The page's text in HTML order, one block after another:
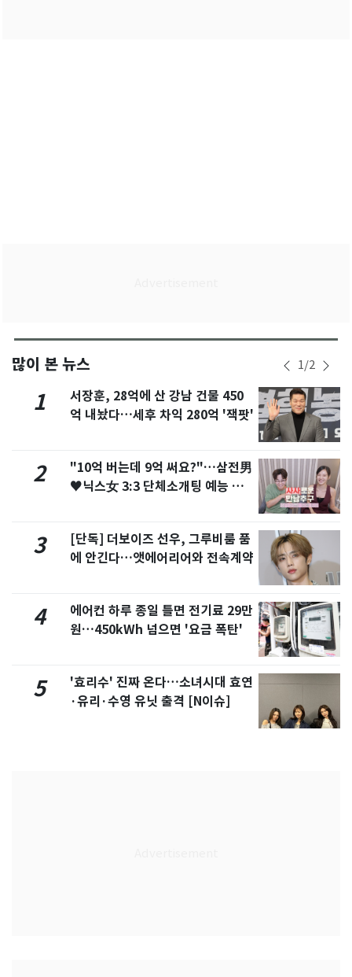
많이 본 뉴스 1/2
1
서장훈, 28억에 산 강남 건물 450
억 내놨다…세후 차익 280억 '잭팟'
2
"10억 버는데 9억 써요?"…삼전男
♥닉스女 3:3 단체소개팅 예능 화
3
[단독] 더보이즈 선우, 그루비룸 품
에 안긴다…앳에어리어와 전속계약
4
에어컨 하루 종일 틀면 전기료 29만
원…450kWh 넘으면 '요금 폭탄'
5
'효리수' 진짜 온다…소녀시대 효연
·유리·수영 유닛 출격 [N이슈]